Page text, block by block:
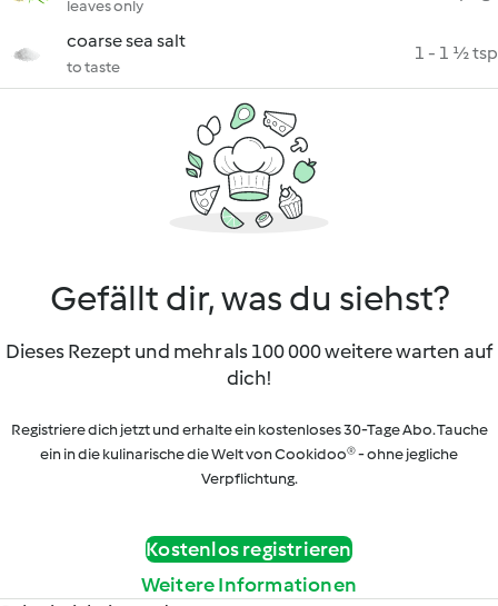
leaves only
coarse sea salt
to taste
1 - 1 ½ tsp
Gefällt dir, was du siehst?
Dieses Rezept und mehr als 100 000 weitere warten auf
dich!
Registriere dich jetzt und erhalte ein kostenloses 30-Tage Abo. Tauche
ein in die kulinarische die Welt von Cookidoo® - ohne jegliche
Verpflichtung.
Kostenlos registrieren
Weitere Informationen